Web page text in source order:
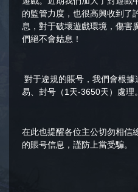
的監管力度，也很高興收到了
息，對于破壞遊戲環境，傷害
們絕不會姑息！
對于違規的賬号，我們會根
易、封号（1天-3650天）處理。
在此也提醒各位主公切勿相信
的賬号信息，謹防上當受騙。